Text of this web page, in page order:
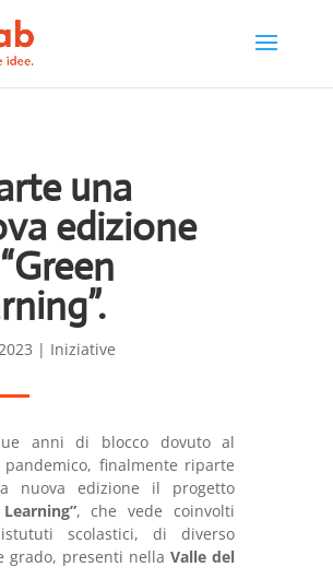
una
edizione
| Iniziative
anni di blocco dovuto al
pandemico, finalmente riparte
nuova edizione il progetto
, che vede coinvolti
scolastici, di diverso
grado, presenti nellaValle del